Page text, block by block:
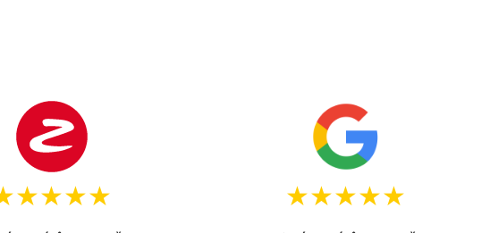
★★★★★